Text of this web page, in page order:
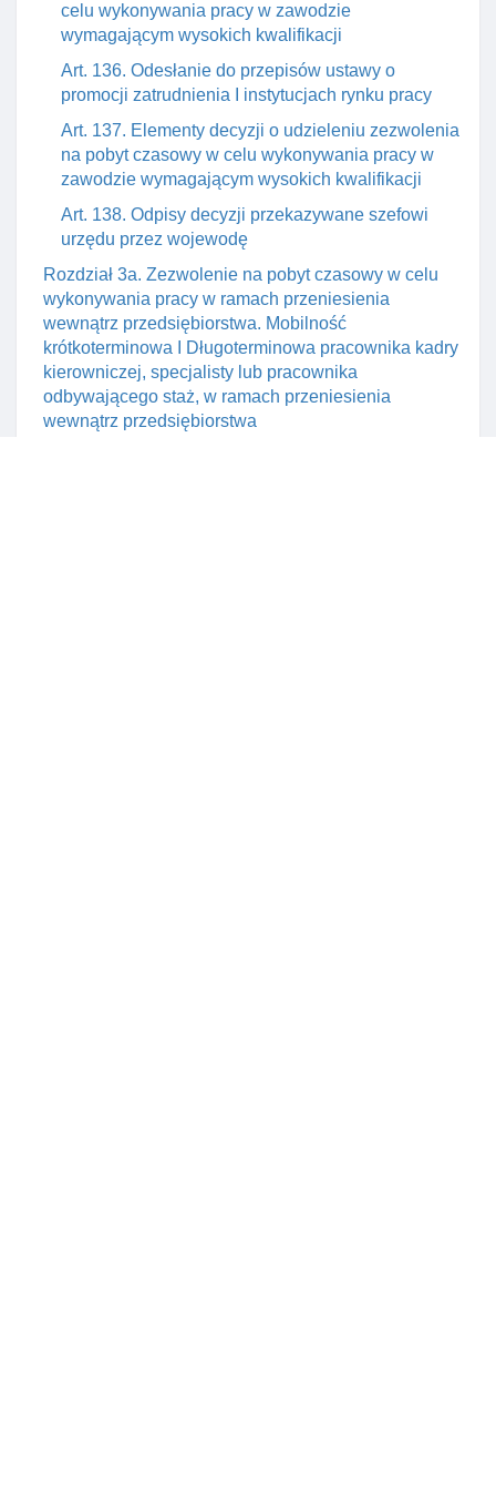
celu wykonywania pracy w zawodzie
wymagającym wysokich kwalifikacji
Art. 136. Odesłanie do przepisów ustawy o
promocji zatrudnienia I instytucjach rynku pracy
Art. 137. Elementy decyzji o udzieleniu zezwolenia
na pobyt czasowy w celu wykonywania pracy w
zawodzie wymagającym wysokich kwalifikacji
Art. 138. Odpisy decyzji przekazywane szefowi
urzędu przez wojewodę
Rozdział 3a. Zezwolenie na pobyt czasowy w celu
wykonywania pracy w ramach przeniesienia
wewnątrz przedsiębiorstwa. Mobilność
krótkoterminowa I Długoterminowa pracownika kadry
kierowniczej, specjalisty lub pracownika
odbywającego staż, w ramach przeniesienia
wewnątrz przedsiębiorstwa